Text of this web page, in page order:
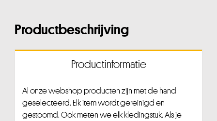
Productbeschrijving
Productinformatie
Al onze webshop producten zijn met de hand
geselecteerd. Elk item wordt gereinigd en
gestoomd. Ook meten we elk kledingstuk. Als je